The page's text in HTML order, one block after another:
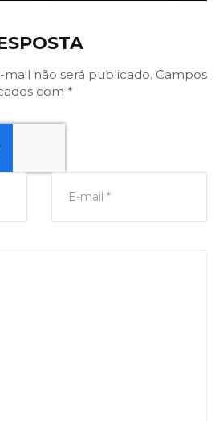
não será publicado. Campos
com *